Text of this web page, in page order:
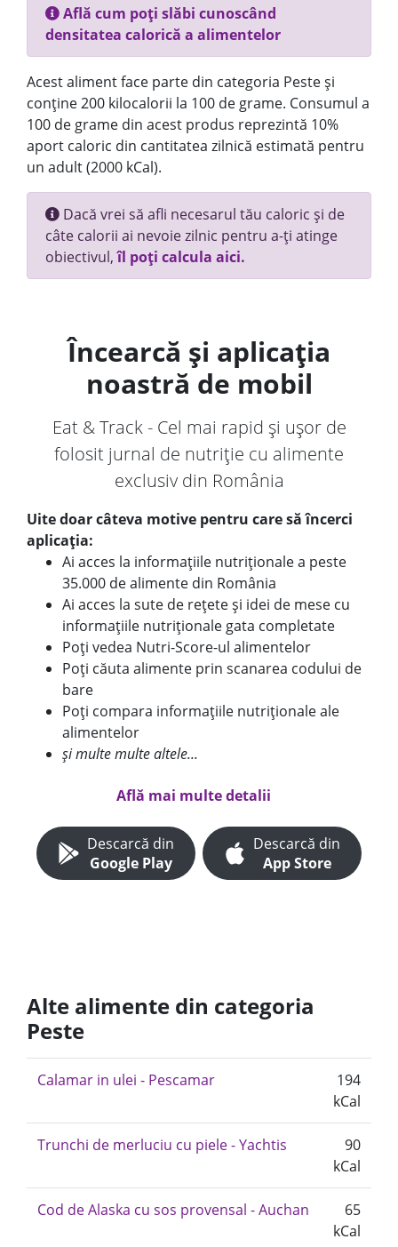
Află cum poți slăbi cunoscând
densitatea calorică a alimentelor
Acest aliment face parte din categoria Peste și
conține 200 kilocalorii la 100 de grame. Consumul a
100 de grame din acest produs reprezintă 10%
aport caloric din cantitatea zilnică estimată pentru
un adult (2000 kCal).
Dacă vrei să afli necesarul tău caloric și de
câte calorii ai nevoie zilnic pentru a-ți atinge
obiectivul,îl poți calcula aici.
Încearcă și aplicația
noastră de mobil
Eat & Track - Cel mai rapid și ușor de
folosit jurnal de nutriție cu alimente
exclusiv din România
Uite doar câteva motive pentru care să încerci
aplicația:
Ai acces la informațiile nutriționale a peste
35.000 de alimente din România
Ai acces la sute de rețete și idei de mese cu
informațiile nutriționale gata completate
Poți vedea Nutri-Score-ul alimentelor
Poți căuta alimente prin scanarea codului de
bare
Poți compara informațiile nutriționale ale
alimentelor
și multe multe altele...
Află mai multe detalii
Descarcă din
Google Play
Descarcă din
App Store
Alte alimente din categoria
Peste
Calamar in ulei - Pescamar
194
kCal
Trunchi de merluciu cu piele - Yachtis
90
kCal
Cod de Alaska cu sos provensal - Auchan
65
kCal